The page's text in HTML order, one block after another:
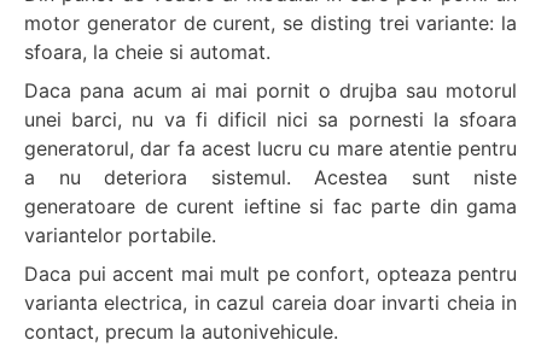
motor generator de curent, se disting trei variante: la
sfoara, la cheie si automat.
Daca pana acum ai mai pornit o drujba sau motorul
unei barci, nu va fi dificil nici sa pornesti la sfoara
generatorul, dar fa acest lucru cu mare atentie pentru
a nu deteriora sistemul. Acestea sunt niste
generatoare de curent ieftine si fac parte din gama
variantelor portabile.
Daca pui accent mai mult pe confort, opteaza pentru
varianta electrica, in cazul careia doar invarti cheia in
contact, precum la autonivehicule.